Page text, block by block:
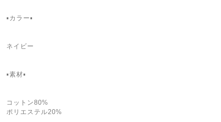
▪カラー▪
ネイビー
▪素材▪
コットン80%
ポリエステル20%